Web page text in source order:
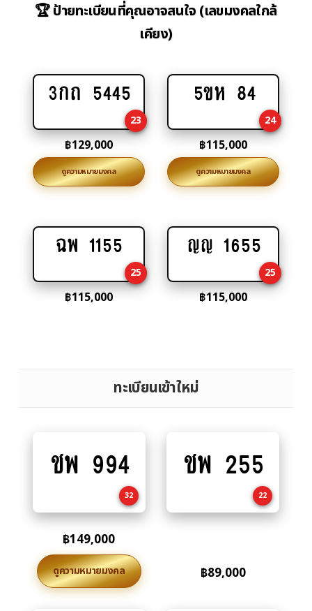
🏆 ป้ายทะเบียนที่คุณอาจสนใจ (เลขมงคลใกล้
เคียง)
Add
cart
3กถ 5445
23
฿129,000
ดูความหมายมงคล
Add
cart
5ขห 84
24
฿115,000
ดูความหมายมงคล
Add
cart
ฉพ 1155
25
฿115,000
Add
cart
ญญ 1655
25
฿115,000
ทะเบียนเข้าใหม่
to
ชพ 994
32
฿149,000
ดูความหมายมงคล
to
ชพ 255
22
฿89,000